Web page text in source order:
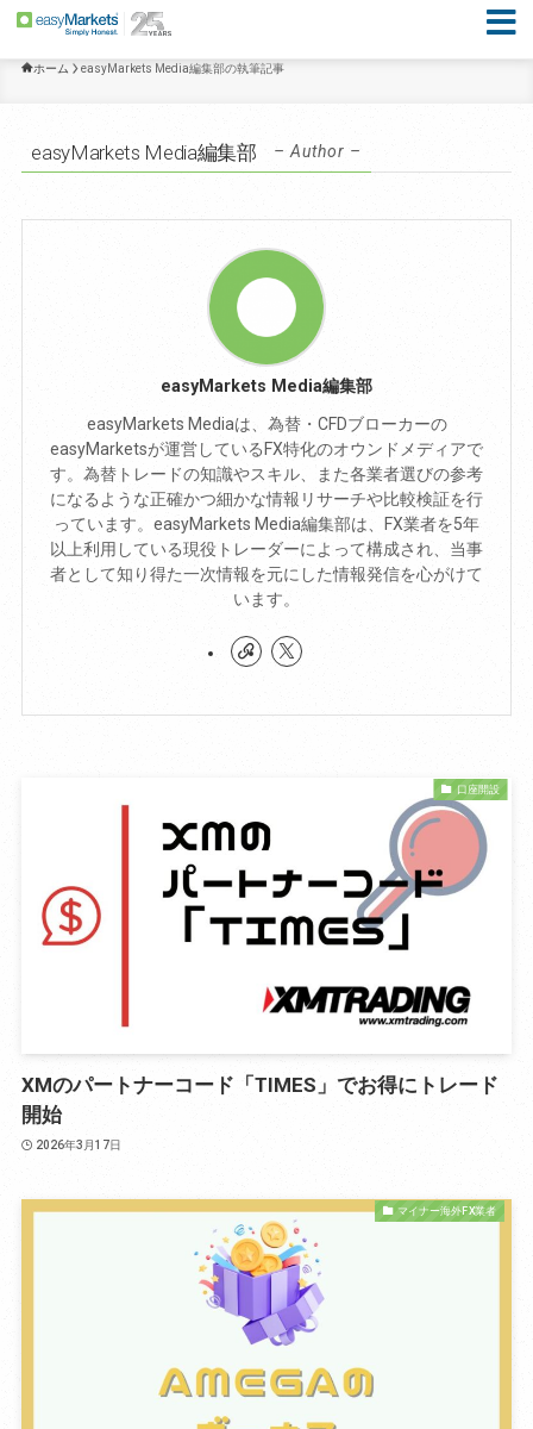
ホーム easyMarkets Media編集部の執筆記事
easyMarkets Media編集部 – Author –
easyMarkets Media編集部
easyMarkets Mediaは、為替・CFDブローカーの
easyMarketsが運営しているFX特化のオウンドメディアで
す。為替トレードの知識やスキル、また各業者選びの参考
になるような正確かつ細かな情報リサーチや比較検証を行
っています。easyMarkets Media編集部は、FX業者を5年
以上利用している現役トレーダーによって構成され、当事
者として知り得た一次情報を元にした情報発信を心がけて
います。
口座開設
XMのパートナーコード「TIMES」でお得にトレード
開始
2026年3月17日
マイナー海外FX業者